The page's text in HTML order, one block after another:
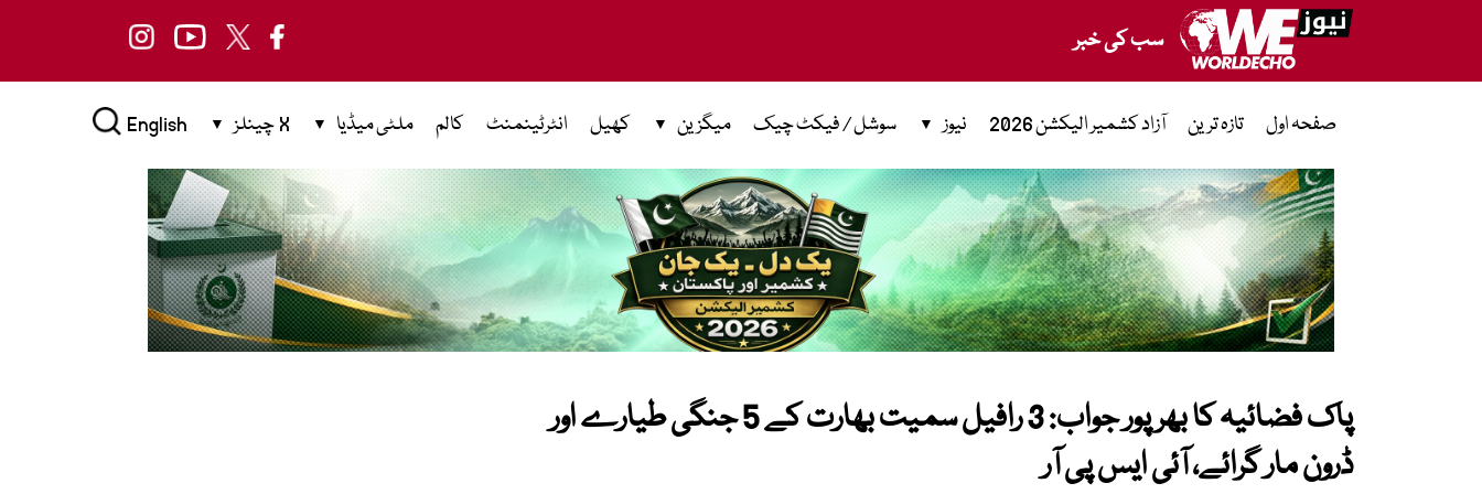
سب کی خبر
صفحہ اول تازہ ترین آزاد کشمیر الیکشن 2026 نیوز سوشل / فیکٹ چیک میگزین کھیل انٹرٹینمنٹ کالم ملٹی میڈیا X چینلز English
پاک فضائیہ کا بھرپور جواب: 3 رافیل سمیت بھارت کے 5 جنگی طیارے اور
ڈرون مار گرائے، آئی ایس پی آر